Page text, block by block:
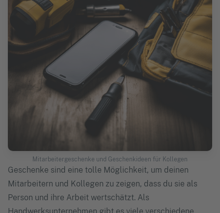
Mitarbeitergeschenke und Geschenkideen für Kollegen
Geschenke sind eine tolle Möglichkeit, um deinen
Mitarbeitern und Kollegen zu zeigen, dass du sie als
Person und ihre Arbeit wertschätzt. Als